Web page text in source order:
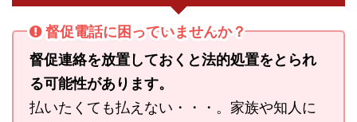
督促電話に困っていませんか？
督促連絡を放置しておくと法的処置をとられ
る可能性があります。
払いたくても払えない・・・。家族や知人に